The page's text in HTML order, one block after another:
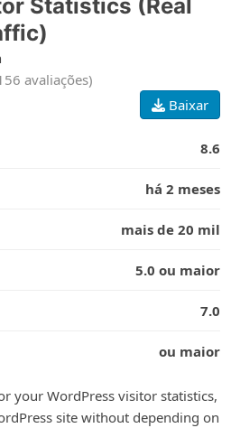
Statistics (Real
avaliações)
Baixar
8.6
há 2 meses
mais de 20 mil
5.0 ou maior
7.0
ou maior
your WordPress visitor statistics,
site without depending on